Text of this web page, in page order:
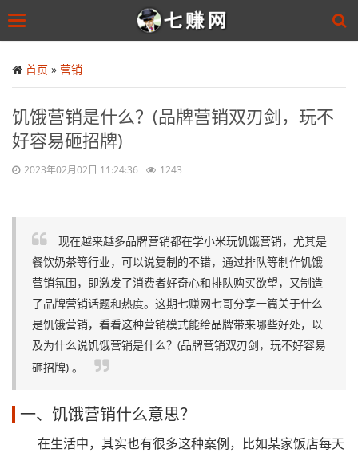
to
main
Toggle
首页 » 营销
饥饿营销是什么？(品牌营销双刃剑，玩不
好容易砸招牌)
2023年02月02日 11:24:36 1243
现在越来越多品牌营销都在学小米玩饥饿营销，尤其是
餐饮奶茶等行业，可以说复制的不错，通过排队等制作饥饿
营销氛围，即激发了消费者好奇心和排队购买欲望，又制造
了品牌营销话题和热度。这期七赚网七哥分享一篇关于什么
是饥饿营销，看看这种营销模式能给品牌带来哪些好处，以
及为什么说饥饿营销是什么？(品牌营销双刃剑，玩不好容易
砸招牌) 。
一、饥饿营销什么意思？
在生活中，其实也有很多这种案例，比如某家饭店每天